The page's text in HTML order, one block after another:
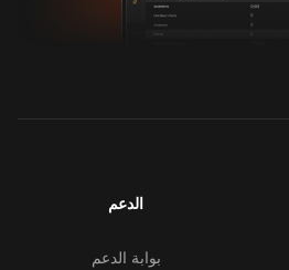
الدعم
بوابة الدعم